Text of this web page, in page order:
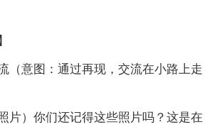
（意图：通过再现，交流在小路上走
片）你们还记得这些照片吗？这是在